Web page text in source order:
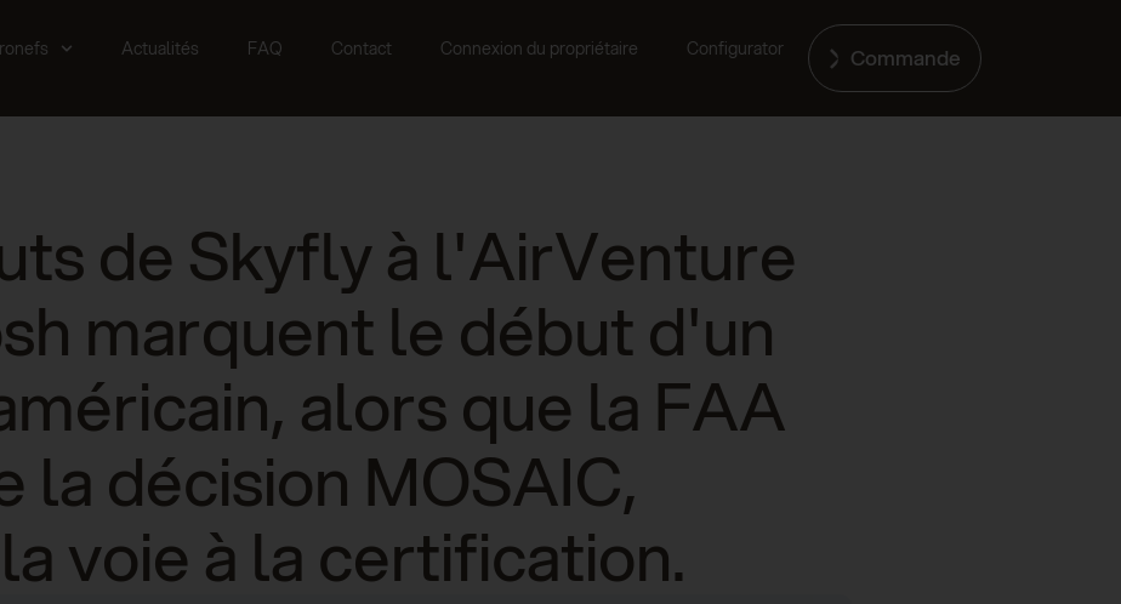
Actualités FAQ Contact Connexion du propriétaire Configurator Commande
de Skyfly à l'AirVenture
marquent le début d'un
alors que la FAA
la décision MOSAIC,
voie à la certification.